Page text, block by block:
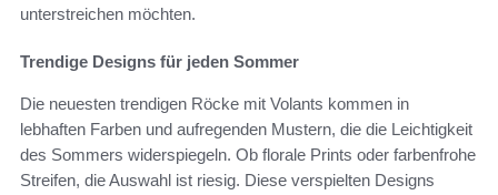
unterstreichen möchten.
Trendige Designs für jeden Sommer
Die neuesten trendigen Röcke mit Volants kommen in
lebhaften Farben und aufregenden Mustern, die die Leichtigkeit
des Sommers widerspiegeln. Ob florale Prints oder farbenfrohe
Streifen, die Auswahl ist riesig. Diese verspielten Designs